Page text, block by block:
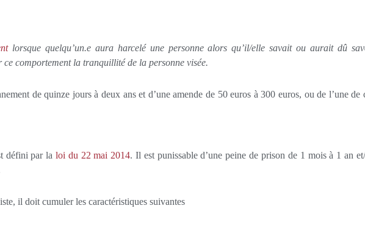
lorsque quelqu’un.e aura harcelé une personne alors qu’il/elle savait ou aurait dû
comportement la tranquillité de la personne visée.
de quinze jours à deux ans et d’une amende de 50 euros à 300 euros, ou de l’une de
défini par la loi du 22 mai 2014. Il est punissable d’une peine de prison de 1 mois à 1 an
il doit cumuler les caractéristiques suivantes